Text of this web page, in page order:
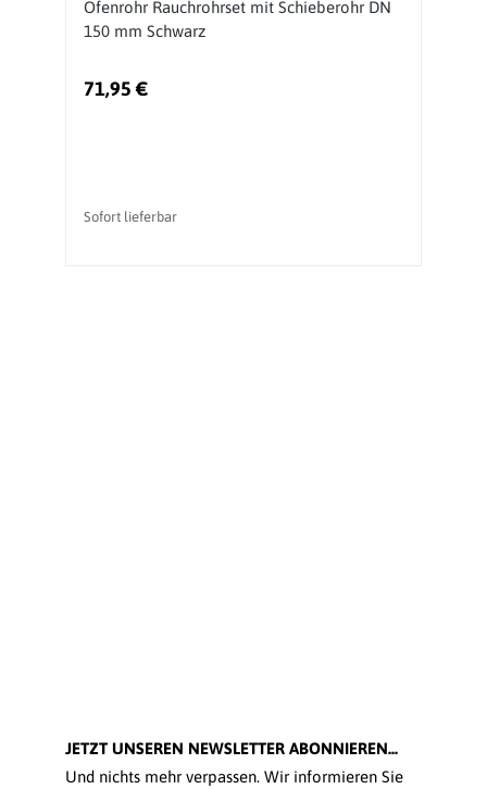
Ofenrohr Rauchrohrset mit Schieberohr DN
150 mm Schwarz
71,95 €
Sofort lieferbar
JETZT UNSEREN NEWSLETTER ABONNIEREN...
Und nichts mehr verpassen. Wir informieren Sie